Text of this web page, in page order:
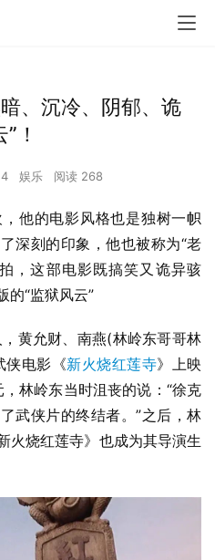
、沉冷、阴郁、诡
！
娱乐 阅读 268
他的电影风格也是独树一帜
深刻的印象，他也被称为“老
，这部电影既搞笑又诡异骇
的“监狱风云”
黄允财、南燕(林岭东哥哥林
侠电影《新火烧红莲寺》上映
林岭东当时沮丧的说：“徐克
武侠片的终结者。”之后，林
火烧红莲寺》也成为其导演生